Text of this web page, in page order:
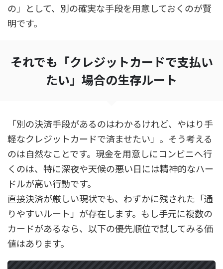
の」として、別の確実な手段を用意しておくのが賢
明です。
それでも「クレジットカードで支払い
たい」場合の生存ルート
「別の決済手段があるのはわかるけれど、やはり手
軽なクレジットカードで済ませたい」。そう考える
のは自然なことです。現金を用意しにコンビニへ行
くのは、特に深夜や天候の悪い日には精神的なハー
ドルが高い行動です。
直接決済が厳しい現状でも、わずかに残された「通
りやすいルート」が存在します。もし手元に複数の
カードがあるなら、以下の優先順位で試してみる価
値はあります。